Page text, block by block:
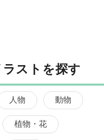
ストを探す
人物 動物
植物・花